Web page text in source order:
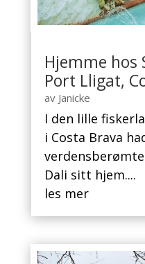
Hjemme hos
Port Lligat,
av Janicke
I den lille
i Costa Brava
Dali sitt hjem....
les mer